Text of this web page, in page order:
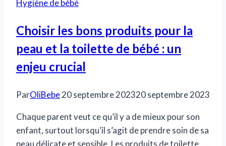
Hygiène de bébé
Choisir les bons produits pour la
peau et la toilette de bébé : un
enjeu crucial
ParOliBebe20 septembre 202320 septembre 2023
Chaque parent veut ce qu’il y a de mieux pour son
enfant, surtout lorsqu’il s’agit de prendre soin de sa
peau délicate et sensible. Les produits de toilette